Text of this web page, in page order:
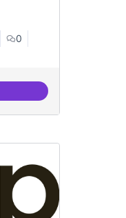
0
Intered